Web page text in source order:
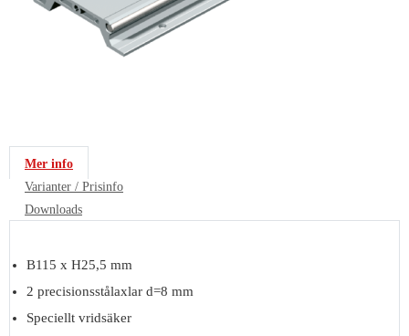
Mer info
Varianter / Prisinfo
Downloads
B115 x H25,5 mm
2 precisionsstålaxlar d=8 mm
Speciellt vridsäker